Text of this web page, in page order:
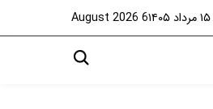
6 August 2026